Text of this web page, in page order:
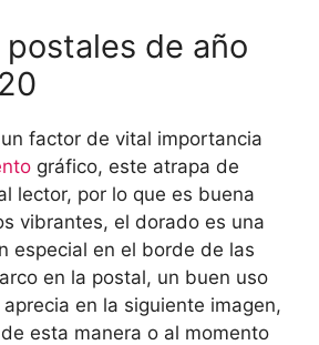
de año
factor de vital importancia
gráfico, este atrapa de
lector, por lo que es buena
vibrantes, el dorado es una
especial en el borde de las
en la postal, un buen uso
en la siguiente imagen,
esta manera o al momento